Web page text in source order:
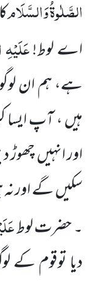
الصَّلٰوۃُ وَالسَّلَام
اے لوط!
ہے، ہم ان
ہیں ، آپ ایسا
اور انہیں
سکیں گے اور
۔ حضرت لوط
دیا توقوم